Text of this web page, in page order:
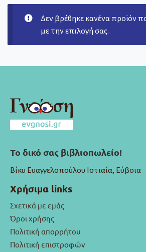
Δεν βρέθηκε κανένα προϊόν
με την επιλογή σας.
Το δικό σας βιβλιοπωλείο!
Βίκυ Ευαγγελοπούλου Ιστιαία, Εύβοια
Χρήσιμα links
Σχετικά με εμάς
Όροι χρήσης
Πολιτική απορρήτου
Πολιτική επιστροφών